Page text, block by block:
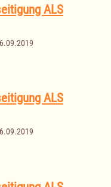
ALS
ALS